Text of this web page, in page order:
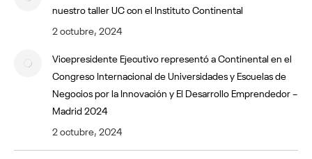
nuestro taller UC con el Instituto Continental
2 octubre, 2024
Vicepresidente Ejecutivo representó a Continental en el
Congreso Internacional de Universidades y Escuelas de
Negocios por la Innovación y El Desarrollo Emprendedor –
Madrid 2024
2 octubre, 2024